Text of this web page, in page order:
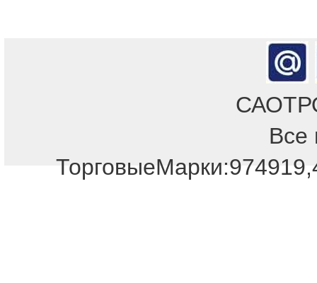
Все